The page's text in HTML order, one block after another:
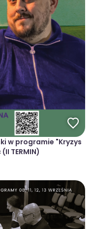
w programie "Kryzys
TERMIN)